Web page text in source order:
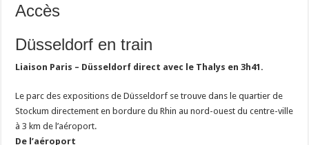
Accès
Düsseldorf en train
Liaison Paris – Düsseldorf direct avec le Thalys en 3h41.
Le parc des expositions de Düsseldorf se trouve dans le quartier de
Stockum directement en bordure du Rhin au nord-ouest du centre-ville
à 3 km de l’aéroport.
De l’aéroport